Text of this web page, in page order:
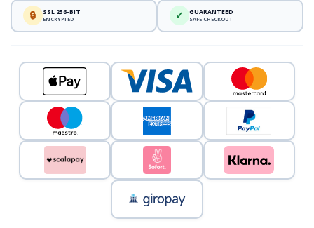
🔒 SSL 256-BIT
ENCRYPTED ✓ GUARANTEED
SAFE CHECKOUT